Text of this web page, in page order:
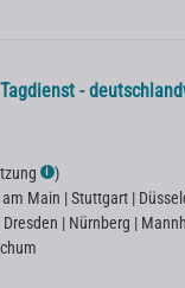
-
ℹ )
Main | Stuttgart |
| Nürnberg |